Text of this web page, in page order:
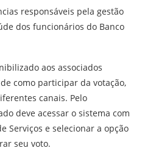
responsáveis pela gestão
dos funcionários do Banco
aos associados
como participar da votação,
canais. Pelo
deve acessar o sistema com
Serviços e selecionar a opção
seu voto.